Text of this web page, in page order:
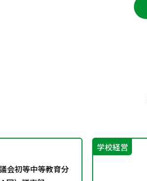
会初等中等教育分
学校経営